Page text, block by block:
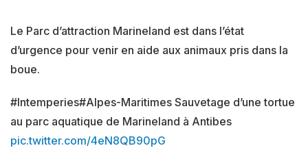
Le Parc d’attraction Marineland est dans l’état
d’urgence pour venir en aide aux animaux pris dans la
boue.
#Intemperies#Alpes-Maritimes Sauvetage d’une tortue
au parc aquatique de Marineland à Antibes
pic.twitter.com/4eN8QB90pG